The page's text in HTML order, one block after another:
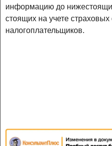
информацию до
стоящих на учете страховых
налогоплательщиков.